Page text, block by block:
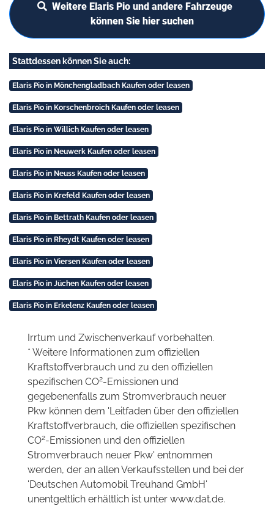
Weitere Elaris Pio und andere Fahrzeuge
können Sie hier suchen
Stattdessen können Sie auch:
Elaris Pio in Mönchengladbach Kaufen oder leasen
Elaris Pio in Korschenbroich Kaufen oder leasen
Elaris Pio in Willich Kaufen oder leasen
Elaris Pio in Neuwerk Kaufen oder leasen
Elaris Pio in Neuss Kaufen oder leasen
Elaris Pio in Krefeld Kaufen oder leasen
Elaris Pio in Bettrath Kaufen oder leasen
Elaris Pio in Rheydt Kaufen oder leasen
Elaris Pio in Viersen Kaufen oder leasen
Elaris Pio in Jüchen Kaufen oder leasen
Elaris Pio in Erkelenz Kaufen oder leasen
Irrtum und Zwischenverkauf vorbehalten.
* Weitere Informationen zum offiziellen
Kraftstoffverbrauch und zu den offiziellen
spezifischen CO2-Emissionen und
gegebenenfalls zum Stromverbrauch neuer
Pkw können dem 'Leitfaden über den offiziellen
Kraftstoffverbrauch, die offiziellen spezifischen
CO2-Emissionen und den offiziellen
Stromverbrauch neuer Pkw' entnommen
werden, der an allen Verkaufsstellen und bei der
'Deutschen Automobil Treuhand GmbH'
unentgeltlich erhältlich ist unter www.dat.de.